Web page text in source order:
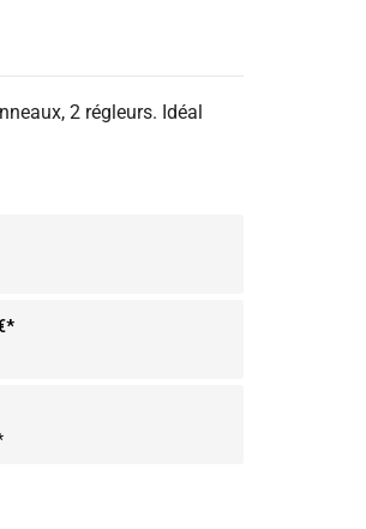
2 régleurs. Idéal